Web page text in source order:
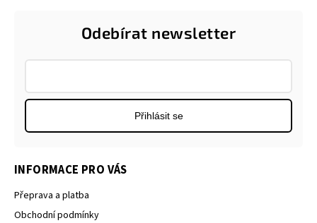
Odebírat newsletter
Přihlásit se
INFORMACE PRO VÁS
Přeprava a platba
Obchodní podmínky